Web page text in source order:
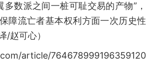
多数派之间一桩可耻交易的产物”，
障流亡者基本权利方面一次历史性
/赵可心）
article/764678999196359120